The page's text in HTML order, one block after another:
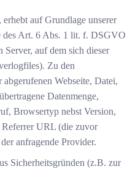
auf Grundlage unserer
des Art. 6 Abs. 1 lit. f. DSGVO
auf dem sich dieser
Zu den
Webseite, Datei,
Datenmenge,
Browsertyp nebst Version,
Referrer URL (die zuvor
anfragende Provider.
Sicherheitsgründen (z.B. zur